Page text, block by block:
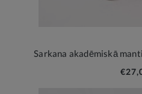
Sarkana akadēmiskā